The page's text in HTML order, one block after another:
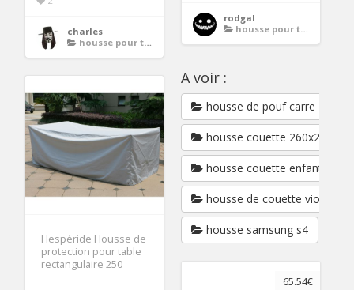
rodgal
housse pour table de jardin rectangulaire
charles
housse pour table de jardin rectangulaire
A voir :
housse de pouf carre
housse couette 260x240
housse couette enfant
housse de couette violetta
housse samsung s4
Hespéride Housse de
protection pour table
rectangulaire 250
65.54€